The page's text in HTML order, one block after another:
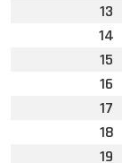
13
14
15
16
17
18
19